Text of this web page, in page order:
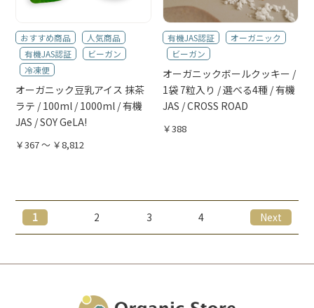
おすすめ商品
人気商品
有機JAS認証
ビーガン
冷凍便
オーガニック豆乳アイス 抹茶
ラテ / 100ml / 1000ml / 有機
JAS / SOY GeLA!
￥367 ～ ￥8,812
有機JAS認証
オーガニック
ビーガン
オーガニックボールクッキー /
1袋 7粒入り / 選べる4種 / 有機
JAS / CROSS ROAD
￥388
1 2 3 4 Next